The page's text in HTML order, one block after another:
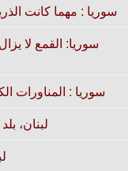
سوريا : مهما كانت
سوريا: القمع لا
سوريا : المناورات
لبنان،